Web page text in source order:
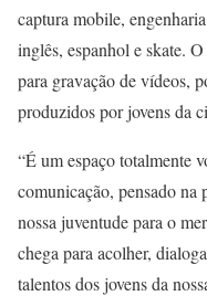
captura mobile,
inglês, espanhol e skate.
para gravação de vídeos,
produzidos por jovens da
“É um espaço totalmente
comunicação, pensado na
nossa juventude para o
chega para acolher,
talentos dos jovens da